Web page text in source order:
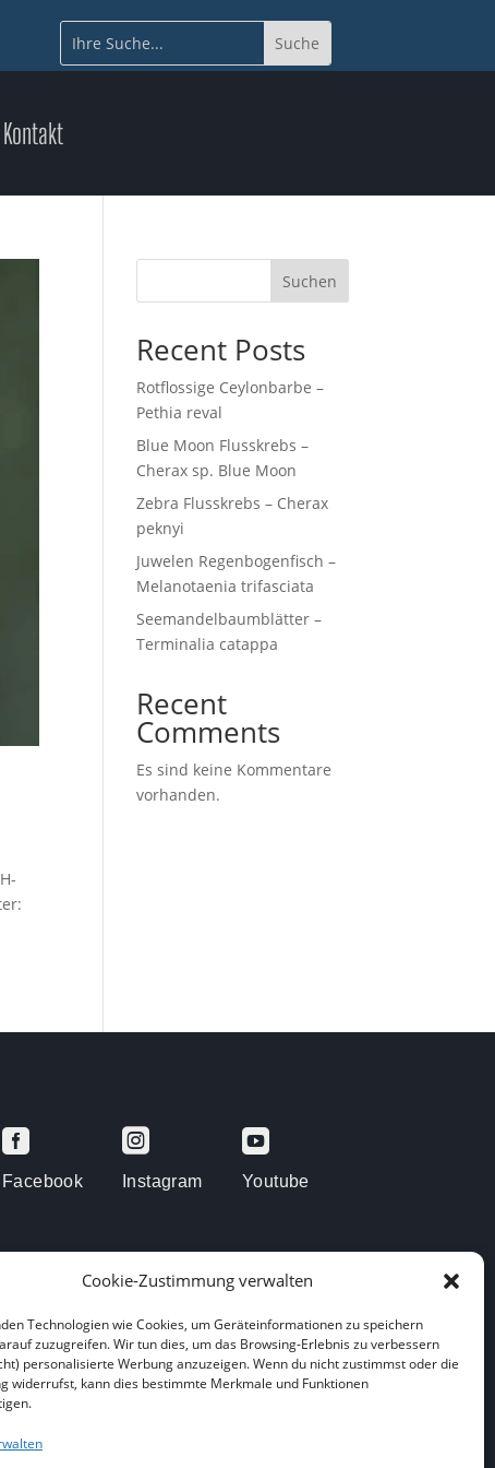
Cookie-Zustimmung verwalten
Technologien wie Cookies, um Geräteinformationen zu speichern
zuzugreifen. Wir tun dies, um das Browsing-Erlebnis zu verbessern
personalisierte Werbung anzuzeigen. Wenn du nicht zustimmst oder die
widerrufst, kann dies bestimmte Merkmale und Funktionen
Kontakt
Suchen
Recent Posts
Rotflossige Ceylonbarbe –
Pethia reval
Blue Moon Flusskrebs –
Cherax sp. Blue Moon
Zebra Flusskrebs – Cherax
peknyi
Juwelen Regenbogenfisch –
Melanotaenia trifasciata
Seemandelbaumblätter –
Terminalia catappa
Recent
Comments
Es sind keine Kommentare
vorhanden.

Facebook

Instagram

Youtube